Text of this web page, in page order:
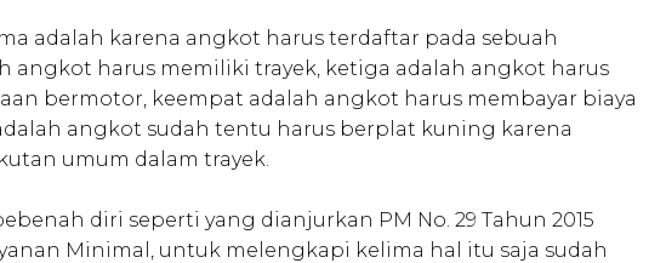
adalah karena angkot harus terdaftar pada sebuah
angkot harus memiliki trayek, ketiga adalah angkot harus
bermotor, keempat adalah angkot harus membayar biaya
angkot sudah tentu harus berplat kuning karena
umum dalam trayek.
diri seperti yang dianjurkan PM No. 29 Tahun 2015
Minimal, untuk melengkapi kelima hal itu saja sudah